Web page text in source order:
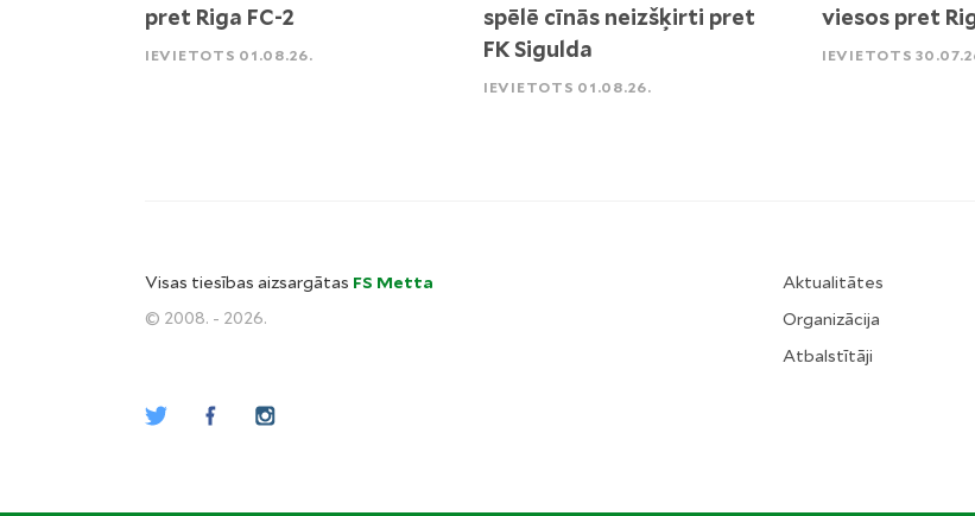
pret Riga FC-2
IEVIETOTS 01.08.26.
spēlē cīnās neizšķirti pret
FK Sigulda
IEVIETOTS 01.08.26.
viesos pret
IEVIETOTS
Visas tiesības aizsargātas FS Metta
© 2008. - 2026.
Aktualitātes
Organizācija
Atbalstītāji